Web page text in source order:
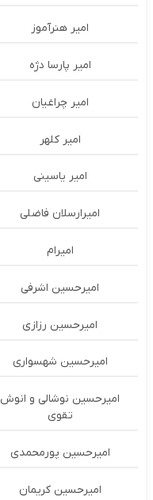
امیر هنرآموز
امیر پارسا دژه
امیر چراغیان
امیر کلهر
امیر یاسینی
امیرارسلان فاضلی
امیرام
امیرحسین اشرفی
امیرحسین رزازی
امیرحسین شهسواری
امیرحسین نوشالی و انوش
تقوی
امیرحسین پورمحمدی
امیرحسین کریمان